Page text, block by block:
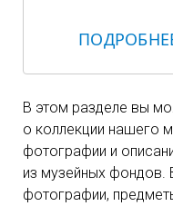
В этом разделе вы
о коллекции нашего
фотографии и
из музейных фондов.
фотографии,